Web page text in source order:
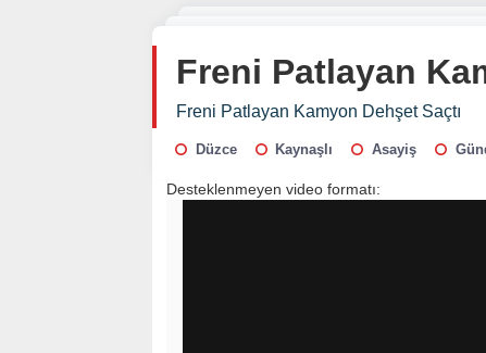
Freni Patlayan
Freni Patlayan Kamyon Dehşet Saçtı
Düzce Kaynaşlı Asayiş
Desteklenmeyen video formatı: